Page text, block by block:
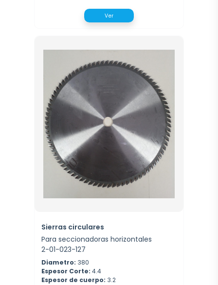
Ver
Sierras circulares
Para seccionadoras horizontales
2-01-023-127
Diametro: 380
Espesor Corte: 4.4
Espesor de cuerpo: 3.2